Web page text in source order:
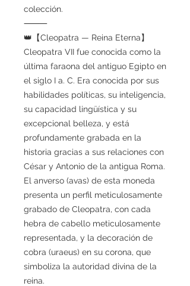
colección.
⸻
👑【Cleopatra — Reina Eterna】
Cleopatra VII fue conocida como la
última faraona del antiguo Egipto en
el siglo I a. C. Era conocida por sus
habilidades políticas, su inteligencia,
su capacidad lingüística y su
excepcional belleza, y está
profundamente grabada en la
historia gracias a sus relaciones con
César y Antonio de la antigua Roma.
El anverso (avas) de esta moneda
presenta un perfil meticulosamente
grabado de Cleopatra, con cada
hebra de cabello meticulosamente
representada, y la decoración de
cobra (uraeus) en su corona, que
simboliza la autoridad divina de la
reina.